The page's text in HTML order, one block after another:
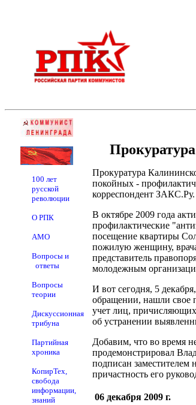
100 лет
русской
революции
О РПК
АМО
Вопросы и
ответы
Вопросы
теории
Дискуссионная
трибуна
Партийная
хроника
КопирТех,
свобода
информации,
знаний
Прокуратура
покойных -
корреспондент ЗАКС.Ру.
В октябре 2009 года
профилактические
посещение квартиры
пожилую женщину,
представитель
молодежным
И вот сегодня, 5
обращении, нашли свое
учет лиц, причисляющих
об устранении
Добавим, что во время
продемонстрировал
подписан
причастность его
06 декабря 2009 г.